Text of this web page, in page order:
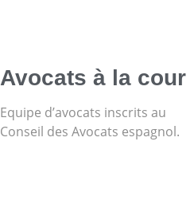
Avocats à la cour
Equipe d’avocats inscrits au
Conseil des Avocats espagnol.